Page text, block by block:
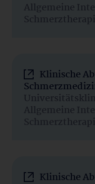
Allgemeine
Klinische
Allgemeine
Klinische